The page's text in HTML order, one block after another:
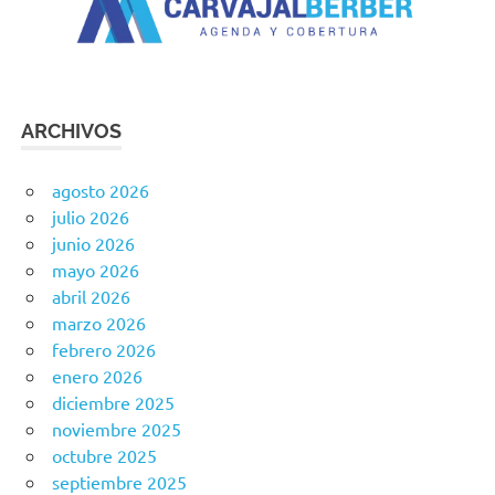
ARCHIVOS
agosto 2026
julio 2026
junio 2026
mayo 2026
abril 2026
marzo 2026
febrero 2026
enero 2026
diciembre 2025
noviembre 2025
octubre 2025
septiembre 2025